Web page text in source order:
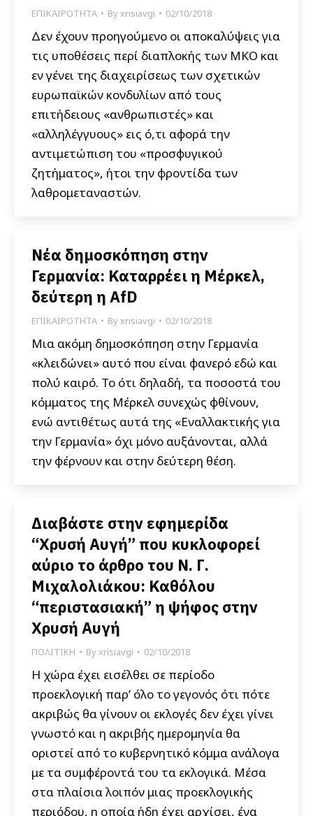
ΕΠΙΚΑΙΡΟΤΗΤΑ Byxrisiavgi 02/10/2018
Δεν έχουν προηγούμενο οι αποκαλύψεις για
τις υποθέσεις περί διαπλοκής των ΜΚΟ και
εν γένει της διαχειρίσεως των σχετικών
ευρωπαϊκών κονδυλίων από τους
επιτήδειους «ανθρωπιστές» και
«αλληλέγγυους» εις ό,τι αφορά την
αντιμετώπιση του «προσφυγικού
ζητήματος», ήτοι την φροντίδα των
λαθρομεταναστών.
Νέα δημοσκόπηση στην
Γερμανία: Καταρρέει η Μέρκελ,
δεύτερη η AfD
ΕΠΙΚΑΙΡΟΤΗΤΑ Byxrisiavgi 02/10/2018
Μια ακόμη δημοσκόπηση στην Γερμανία
«κλειδώνει» αυτό που είναι φανερό εδώ και
πολύ καιρό. Το ότι δηλαδή, τα ποσοστά του
κόμματος της Μέρκελ συνεχώς φθίνουν,
ενώ αντιθέτως αυτά της «Εναλλακτικής για
την Γερμανία» όχι μόνο αυξάνονται, αλλά
την φέρνουν και στην δεύτερη θέση.
Διαβάστε στην εφημερίδα
“Χρυσή Αυγή” που κυκλοφορεί
αύριο το άρθρο του Ν. Γ.
Μιχαλολιάκου: Καθόλου
“περιστασιακή” η ψήφος στην
Χρυσή Αυγή
ΠΟΛΙΤΙΚΗ Byxrisiavgi 02/10/2018
Η χώρα έχει εισέλθει σε περίοδο
προεκλογική παρ’ όλο το γεγονός ότι πότε
ακριβώς θα γίνουν οι εκλογές δεν έχει γίνει
γνωστό και η ακριβής ημερομηνία θα
οριστεί από το κυβερνητικό κόμμα ανάλογα
με τα συμφέροντά του τα εκλογικά. Μέσα
στα πλαίσια λοιπόν μιας προεκλογικής
περιόδου, η οποία ήδη έχει αρχίσει, ένα